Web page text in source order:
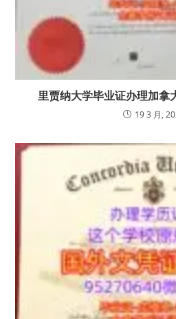
里贾纳大学毕业证办理加拿
19 3 月,